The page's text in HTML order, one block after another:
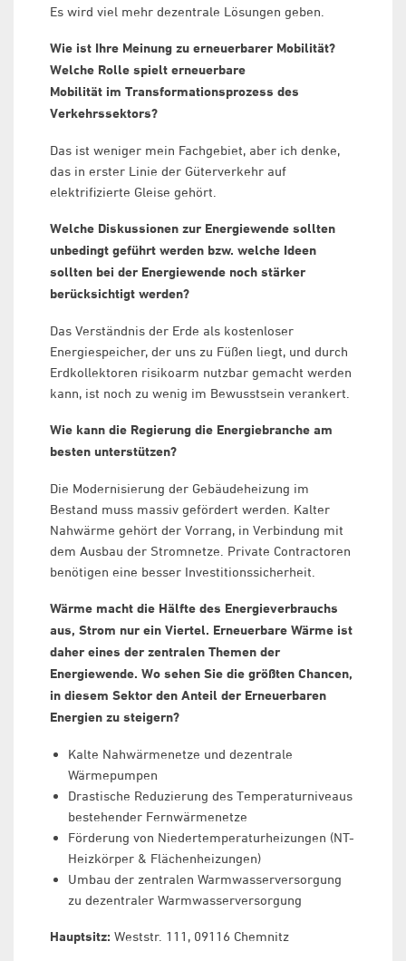
Es wird viel mehr dezentrale Lösungen geben.
Wie ist Ihre Meinung zu erneuerbarer Mobilität?
Welche Rolle spielt erneuerbare
Mobilität im Transformationsprozess des
Verkehrssektors?
Das ist weniger mein Fachgebiet, aber ich denke,
das in erster Linie der Güterverkehr auf
elektrifizierte Gleise gehört.
Welche Diskussionen zur Energiewende sollten
unbedingt geführt werden bzw. welche Ideen
sollten bei der Energiewende noch stärker
berücksichtigt werden?
Das Verständnis der Erde als kostenloser
Energiespeicher, der uns zu Füßen liegt, und durch
Erdkollektoren risikoarm nutzbar gemacht werden
kann, ist noch zu wenig im Bewusstsein verankert.
Wie kann die Regierung die Energiebranche am
besten unterstützen?
Die Modernisierung der Gebäudeheizung im
Bestand muss massiv gefördert werden. Kalter
Nahwärme gehört der Vorrang, in Verbindung mit
dem Ausbau der Stromnetze. Private Contractoren
benötigen eine besser Investitionssicherheit.
Wärme macht die Hälfte des Energieverbrauchs
aus, Strom nur ein Viertel. Erneuerbare Wärme ist
daher eines der zentralen Themen der
Energiewende. Wo sehen Sie die größten Chancen,
in diesem Sektor den Anteil der Erneuerbaren
Energien zu steigern?
Kalte Nahwärmenetze und dezentrale
Wärmepumpen
Drastische Reduzierung des Temperaturniveaus
bestehender Fernwärmenetze
Förderung von Niedertemperaturheizungen (NT-
Heizkörper & Flächenheizungen)
Umbau der zentralen Warmwasserversorgung
zu dezentraler Warmwasserversorgung
Hauptsitz: Weststr. 111, 09116 Chemnitz